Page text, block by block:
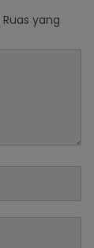
Ruas yang